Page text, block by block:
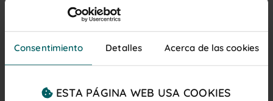
Consentimiento Detalles Acerca de las cookies
ESTA PÁGINA WEB USA COOKIES
¿Cómo puedo estar informado de las
novedades de producto?
Si quieres estar al día de todas las novedades
que vamos publicando en nuestra tienda
online, date de alta ennuestra newsletter.
para tu primera compra.